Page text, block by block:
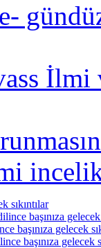
İlmi
sıkıntılar
başınıza gelecek
başınıza gelecek
başınıza gelecek